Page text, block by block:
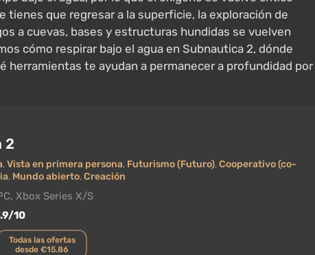
que regresar a la superficie, la exploración de
a cuevas, bases y estructuras hundidas se vuelven
cómo respirar bajo el agua en Subnautica 2, dónde
herramientas te ayudan a permanecer a profundidad por
2
,Vista en primera persona, Futurismo (Futuro),Cooperativo (co-
, Mundo abierto,Creación
Xbox Series X/S
10
Todas las ofertas
desde €15.86